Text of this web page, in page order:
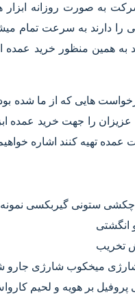
به صورت روزانه ابزار
را دارند به سرعت تمام
به همین منظور خرید عمده
هایی که از ما شده
عزیزان را جهت خرید
عمده تهیه کنند اشاره
ستونی گیربکسی نمونه
انگشتی
تخریب
میخکوب شارژی جارو
بر هویه و لحیم